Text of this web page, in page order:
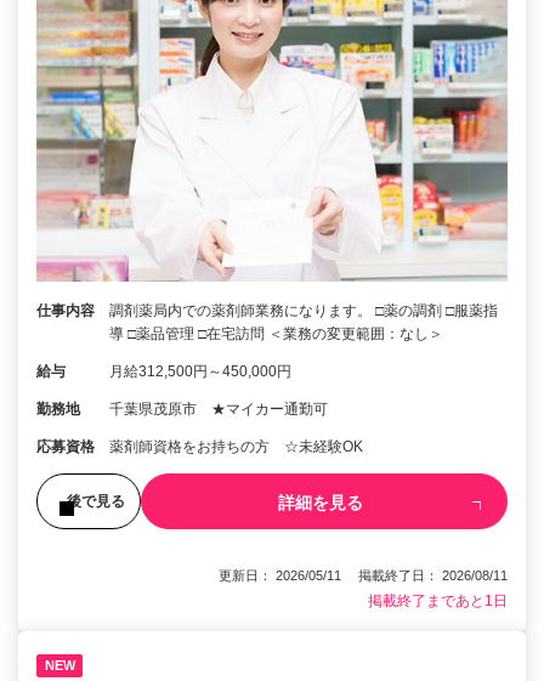
仕事内容
調剤薬局内での薬剤師業務になります。 □薬の調剤 □服薬指
導 □薬品管理 □在宅訪問 ＜業務の変更範囲：なし＞
給与 月給312,500円～450,000円
勤務地 千葉県茂原市 ★マイカー通勤可
応募資格 薬剤師資格をお持ちの方 ☆未経験OK
後で見る 詳細を見る
更新日： 2026/05/11 掲載終了日： 2026/08/11
掲載終了まであと1日
NEW